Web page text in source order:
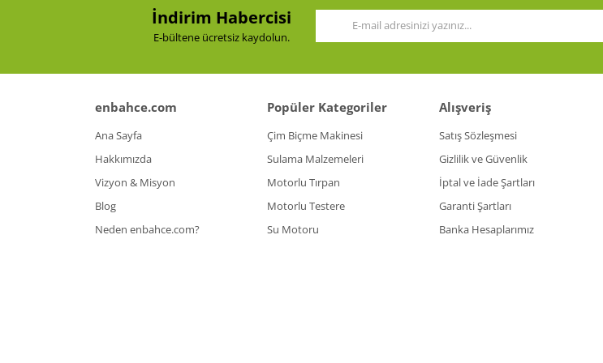
Bu ürüne benzer farklı alternatifler olmalı.
İndirim Habercisi
E-bültene ücretsiz kaydolun.
enbahce.com
Ana Sayfa
Hakkımızda
Vizyon & Misyon
Blog
Neden enbahce.com?
Popüler Kategoriler
Çim Biçme Makinesi
Sulama Malzemeleri
Motorlu Tırpan
Motorlu Testere
Su Motoru
Alışveriş
Satış Sözleşmesi
Gizlilik ve Güvenlik
İptal ve İade Şartları
Garanti Şartları
Banka Hesaplarımız